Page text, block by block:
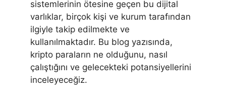
sistemlerinin ötesine geçen bu dijital
varlıklar, birçok kişi ve kurum tarafından
ilgiyle takip edilmekte ve
kullanılmaktadır. Bu blog yazısında,
kripto paraların ne olduğunu, nasıl
çalıştığını ve gelecekteki potansiyellerini
inceleyeceğiz.